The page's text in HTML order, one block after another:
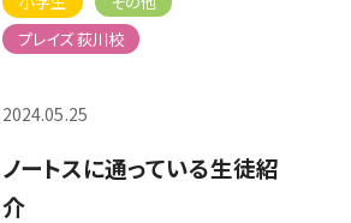
プレイズ 荻川校
2024.05.25
ノートスに通っている生徒紹
介